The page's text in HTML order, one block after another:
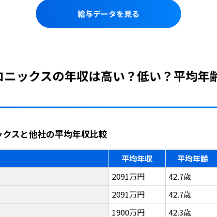
給与データを見る
ックスの年収は高い？低い？平均年
スと他社の平均年収比較
平均年収
平均年齢
2091万円
42.7歳
2091万円
42.7歳
1900万円
42.3歳